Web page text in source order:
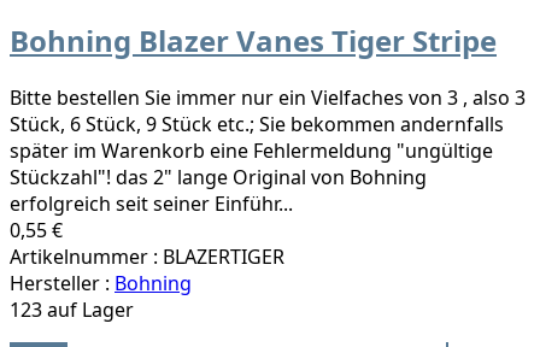
Bohning Blazer Vanes Tiger Stripe
Bitte bestellen Sie immer nur ein Vielfaches von 3 , also 3
Stück, 6 Stück, 9 Stück etc.; Sie bekommen andernfalls
später im Warenkorb eine Fehlermeldung "ungültige
Stückzahl"! das 2" lange Original von Bohning
erfolgreich seit seiner Einführ...
0,55 €
Artikelnummer : BLAZERTIGER
Hersteller : Bohning
123 auf Lager